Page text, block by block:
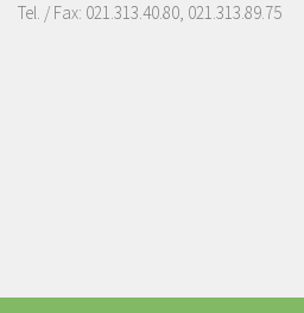
Tel. / Fax: 021.313.40.80, 021.313.89.75